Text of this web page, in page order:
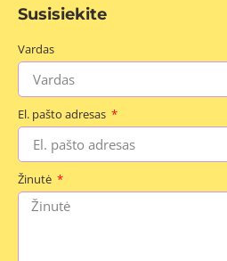
Susisiekite
Vardas
El. pašto adresas
Žinutė